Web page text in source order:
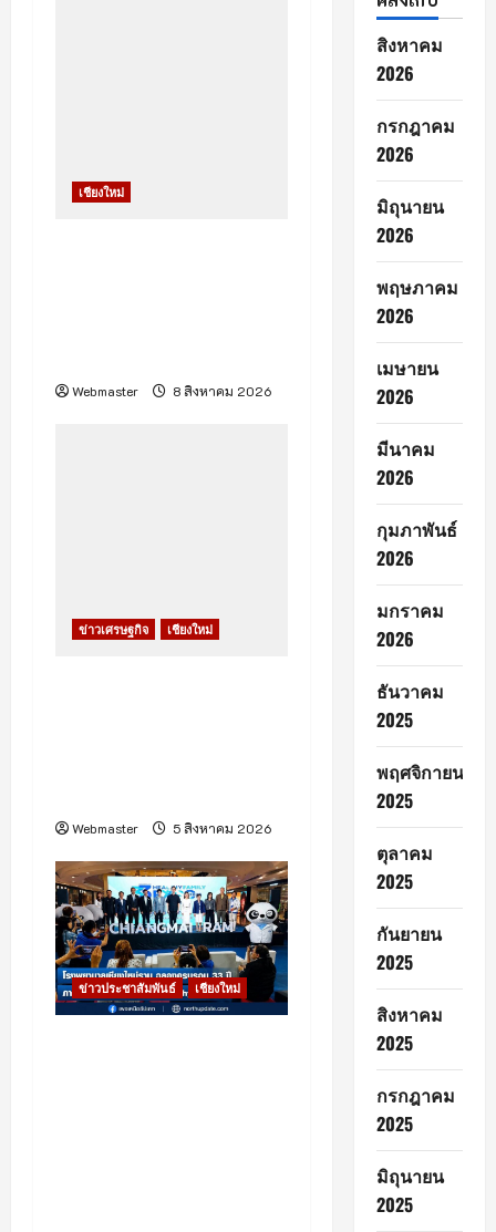
เชียงใหม่
Webmaster 8 สิงหาคม 2026
ข่าวเศรษฐกิจ เชียงใหม่
Webmaster 5 สิงหาคม 2026
ข่าวประชาสัมพันธ์ เชียงใหม่
สิงหาคม
2026
กรกฎาคม
2026
มิถุนายน
2026
พฤษภาคม
2026
เมษายน
2026
มีนาคม
2026
กุมภาพันธ์
2026
มกราคม
2026
ธันวาคม
2025
พฤศจิกายน
2025
ตุลาคม
2025
กันยายน
2025
สิงหาคม
2025
กรกฎาคม
2025
มิถุนายน
2025